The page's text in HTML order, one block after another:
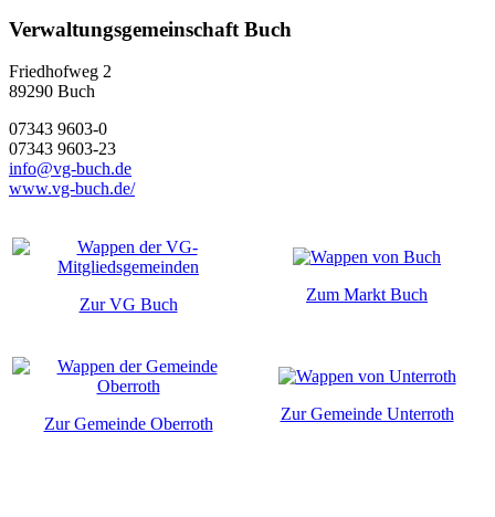
Verwaltungsgemeinschaft Buch
Friedhofweg 2
89290 Buch
07343 9603-0
07343 9603-23
info@vg-buch.de
www.vg-buch.de/
Zur VG Buch
Zum Markt Buch
Zur Gemeinde Oberroth
Zur Gemeinde Unterroth